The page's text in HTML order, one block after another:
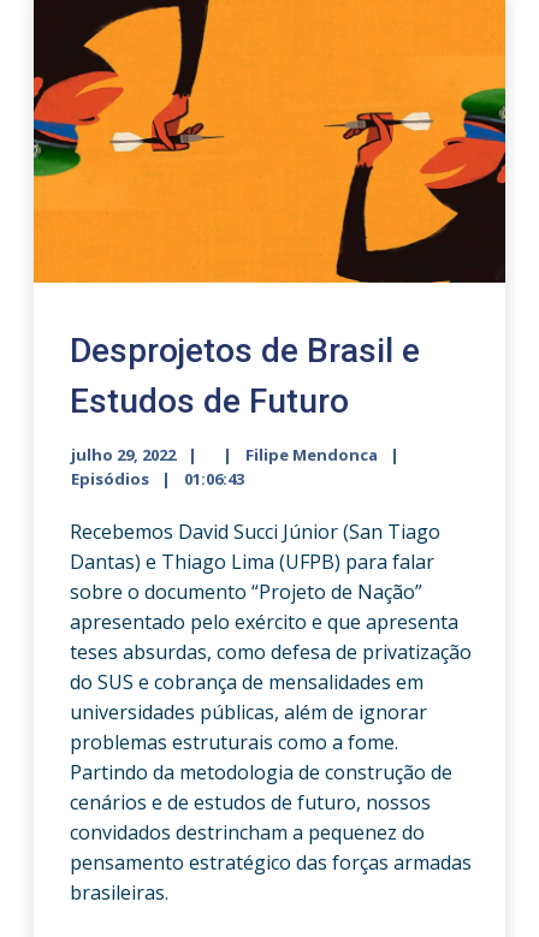
Desprojetos de Brasil e
Estudos de Futuro
julho 29, 2022
Filipe Mendonca
Episódios
01:06:43
Recebemos David Succi Júnior (San Tiago
Dantas) e Thiago Lima (UFPB) para falar
sobre o documento “Projeto de Nação”
apresentado pelo exército e que apresenta
teses absurdas, como defesa de privatização
do SUS e cobrança de mensalidades em
universidades públicas, além de ignorar
problemas estruturais como a fome.
Partindo da metodologia de construção de
cenários e de estudos de futuro, nossos
convidados destrincham a pequenez do
pensamento estratégico das forças armadas
brasileiras.